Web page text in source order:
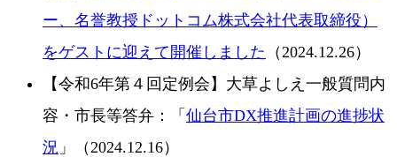
ー、名誉教授ドットコム株式会社代表取締役）
をゲストに迎えて開催しました （2024.12.26）
【令和6年第４回定例会】大草よしえ一般質問内
容・市長等答弁：「 仙台市DX推進計画の進捗状
況 」（2024.12.16）